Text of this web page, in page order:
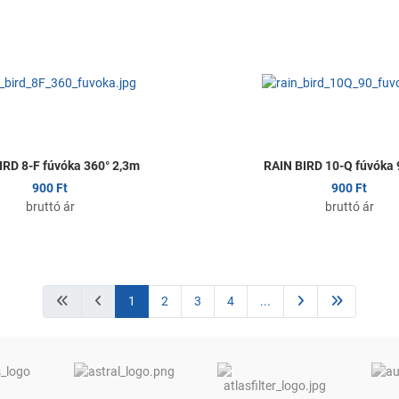
Összehasonlítom
8-F fúvóka 360° 2,3m
900 Ft
bruttó ár
RAIN BIRD 10-Q fúvóka
900 Ft
bruttó ár
1 2 3 4 ...